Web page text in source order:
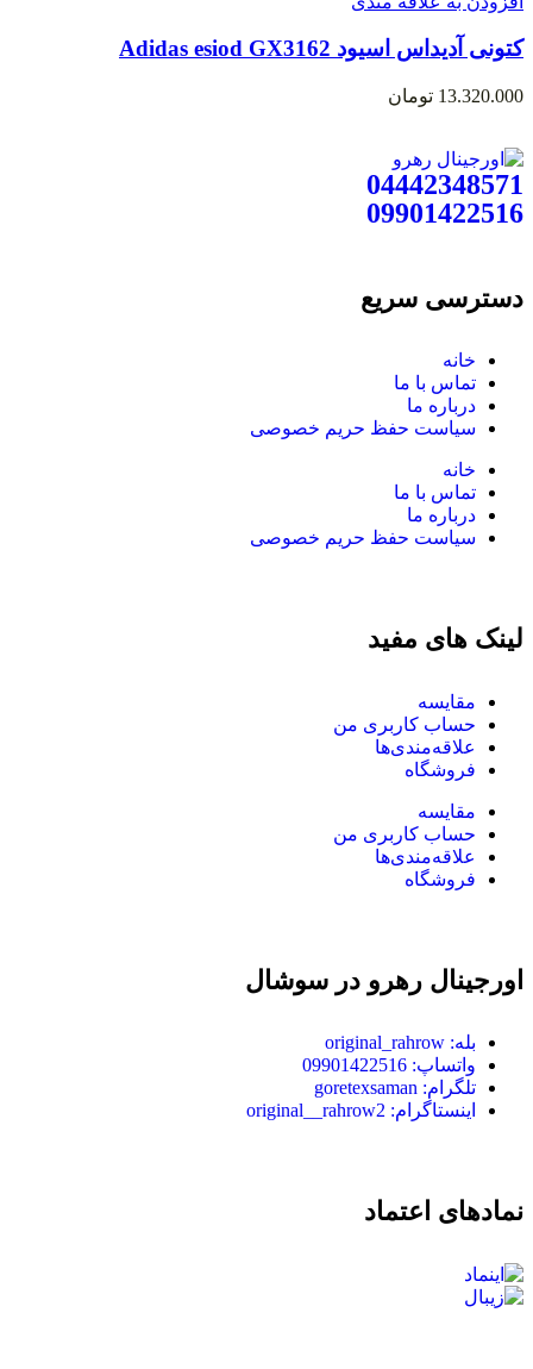
کتونی آدیداس اسیود Adidas esiod GX3162
13.320.000 تومان
04442348571
09901422516
دسترسی سریع
خانه
تماس با ما
درباره ما
سیاست حفظ حریم خصوصی
خانه
تماس با ما
درباره ما
سیاست حفظ حریم خصوصی
لینک های مفید
مقایسه
حساب کاربری من
علاقه‌مندی‌ها
فروشگاه
مقایسه
حساب کاربری من
علاقه‌مندی‌ها
فروشگاه
اورجینال رهرو در سوشال
بله: original_rahrow
واتساپ: 09901422516
تلگرام: goretexsaman
اینستاگرام: original__rahrow2
نمادهای اعتماد